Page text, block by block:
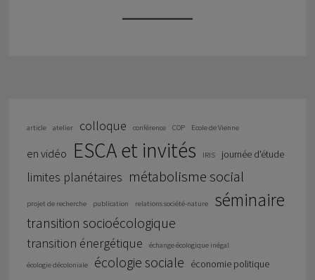
article atelier colloque conférence COP Ecole de Vienne
en vidéo ESCA et invités IRIS journée d'étude
limites planétaires métabolisme social
projet de recherche publication relations société-nature séminaire
transition socioécologique
transition énergétique échange écologique inégal
écologie décoloniale écologie sociale économie politique